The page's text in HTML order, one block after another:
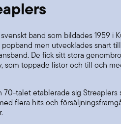
band som bildades 1959 i
men utvecklades snart
De fick sitt stora
som toppade listor och till och
70-talet etablerade sig
flera hits och